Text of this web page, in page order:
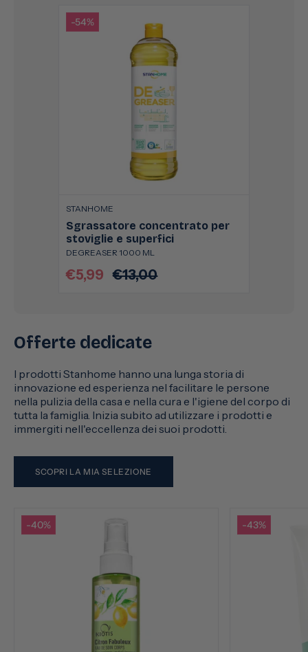
-54%
STANHOME
Sgrassatore concentrato per
stoviglie e superfici
DEGREASER 1000 ML
Prezzo
€5,99
Prezzo
€13,00
Offerte dedicate
I prodotti Stanhome hanno una lunga storia di
innovazione ed esperienza nel facilitare le persone
nella pulizia della casa e nella cura e l'igiene del corpo di
tutta la famiglia. Inizia subito ad utilizzare i prodotti e
immergiti nell'eccellenza dei suoi prodotti.
SCOPRI LA MIA SELEZIONE
-40% -43%